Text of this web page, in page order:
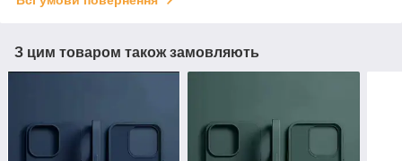
З цим товаром також замовляють